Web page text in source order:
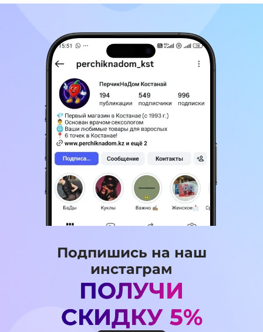
Подпишись на наш
инстаграм
ПОЛУЧИ
СКИДКУ 5%